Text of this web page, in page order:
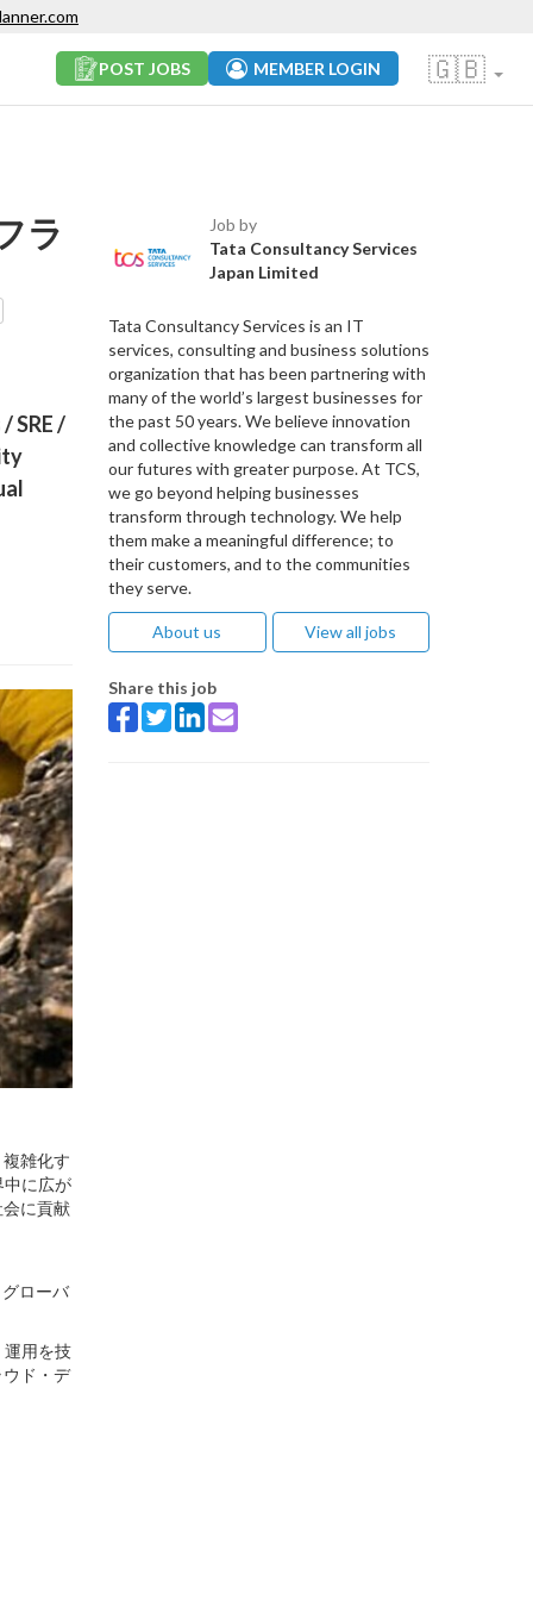
🇬🇧
POST JOBS MEMBER LOGIN
ラ
SRE /
雑化す
中に広が
に貢献
ローバ
運用を技
ド・デ
Job by
Tata Consultancy Services
Japan Limited
Tata Consultancy Services is an IT
services, consulting and business solutions
organization that has been partnering with
many of the world’s largest businesses for
the past 50 years. We believe innovation
and collective knowledge can transform all
our futures with greater purpose. At TCS,
we go beyond helping businesses
transform through technology. We help
them make a meaningful difference; to
their customers, and to the communities
they serve.
About us View all jobs
Share this job